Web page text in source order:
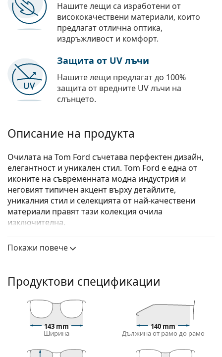
Нашите лещи са изработени от
висококачествени материали, които
предлагат отлична оптика,
издръжливост и комфорт.
Защита от UV лъчи
Нашите лещи предлагат до 100%
защита от вредните UV лъчи на
слънцето.
Описание на продукта
Очилата на Tom Ford съчетава перфектен дизайн,
елегантност и уникален стил. Tom Ford е една от
иконите на съвременната модна индустрия и
неговият типичен акцент върху детайлите,
уникалния стил и селекцията от най-качествени
материали правят тази колекция очила
изключителна.
Tom Ford FT5705-B 020 56са дамски очила.
Диоптрични очила – рамки
Сивият цвят на рамката перфектно съвпада с
хладни тонове на кожата и червена, сива, бяла
или тъмно руса коса.
Квадратните рамки са идеален избор за тези с
Рамката на очилата е изработена от
Покажи повече
Продуктови спецификации
143 mm
Ширина
140 mm
Дължина от рамо до рамо